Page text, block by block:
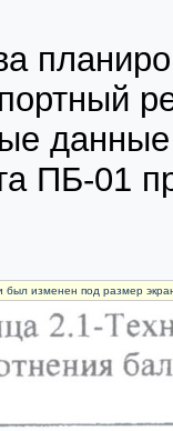
данные
ПБ-01
был изменен под размер